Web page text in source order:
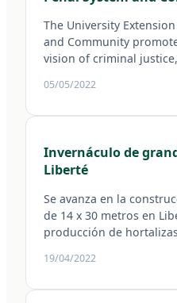
The University
and Community
vision of criminal
05/05/2022
Invernáculo de
Liberté
Se avanza en la
de 14 x 30 metros en
producción de
19/04/2022